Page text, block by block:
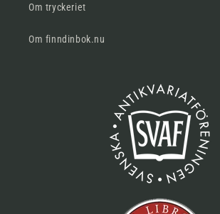
Om tryckeriet
Om finndinbok.nu